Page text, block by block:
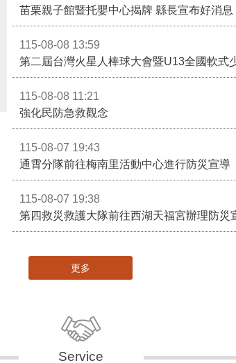
苗栗親子館暨托嬰中心揭牌 縣長宣布好消
115-08-08 13:59
第二屆台灣火星人棒球大會暨U13全國軟式
115-08-08 11:21
強化民防急救觀念
115-08-07 19:43
通霄分隊前往梅南里活動中心進行防災宣導
115-08-07 19:38
第四救災救護大隊前往西湖天福宮辦理防災
更多